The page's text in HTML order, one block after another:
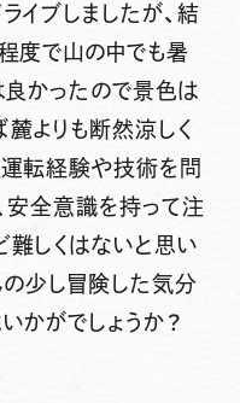
イブしましたが、結
度で山の中でも暑
良かったので景色は
よりも断然涼しく
運転経験や技術を問
安全意識を持って注
しくはないと思い
の少し冒険した気分
かがでしょうか？